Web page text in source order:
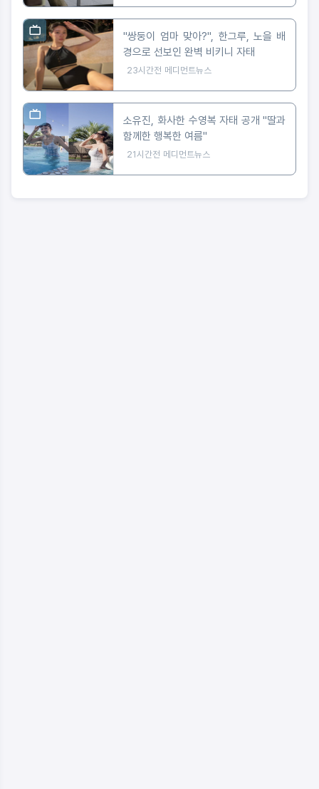
"쌍둥이 엄마 맞아?", 한그루, 노을 배
경으로 선보인 완벽 비키니 자태
23시간전 메디먼트뉴스
소유진, 화사한 수영복 자태 공개 "딸과
함께한 행복한 여름"
21시간전 메디먼트뉴스